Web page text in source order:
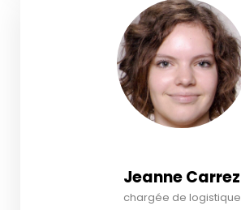
Jeanne Carrez
chargée de logistique